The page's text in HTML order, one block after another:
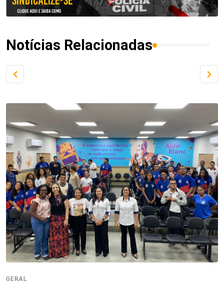
Notícias Relacionadas
GERAL